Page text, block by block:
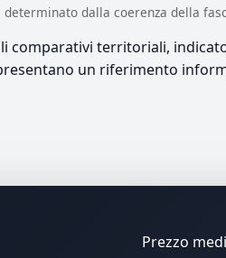
dalla coerenza della
comparativi territoriali,
un riferimento
Prezzo